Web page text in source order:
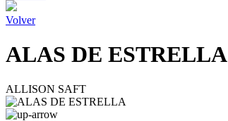
Volver
ALAS DE ESTRELLA
ALLISON SAFT